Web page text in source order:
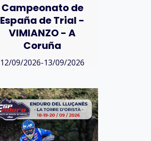
Campeonato de
España de Trial -
VIMIANZO - A
Coruña
12/09/2026-13/09/2026